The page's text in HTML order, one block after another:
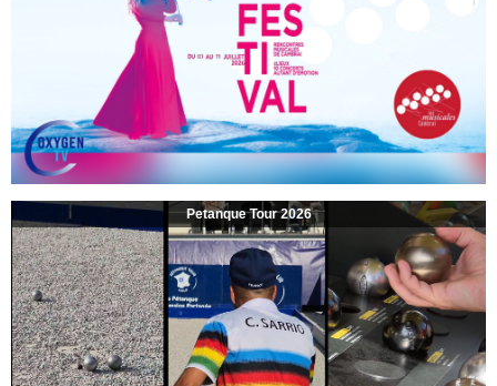
Petanque Tour 2026